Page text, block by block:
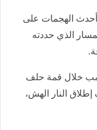
الهجمات على
الذي حددته
خلال قمة حلف
النار الهش،